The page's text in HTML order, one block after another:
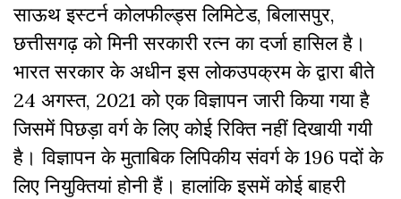
साऊथ इस्टर्न कोलफील्ड्स लिमिटेड, बिलासपुर,
छत्तीसगढ़ को मिनी सरकारी रत्न का दर्जा हासिल है।
भारत सरकार के अधीन इस लोकउपक्रम के द्वारा बीते
24 अगस्त, 2021 को एक विज्ञापन जारी किया गया है
जिसमें पिछड़ा वर्ग के लिए कोई रिक्ति नहीं दिखायी गयी
है। विज्ञापन के मुताबिक लिपिकीय संवर्ग के 196 पदों के
लिए नियुक्तियां होनी हैं। हालांकि इसमें कोई बाहरी